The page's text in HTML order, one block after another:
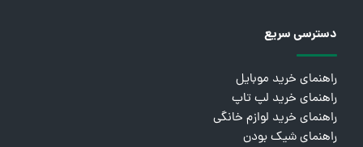
دسترسی سریع
راهنمای خرید موبایل
راهنمای خرید لپ تاپ
راهنمای خرید لوازم خانگی
راهنمای شیک بودن